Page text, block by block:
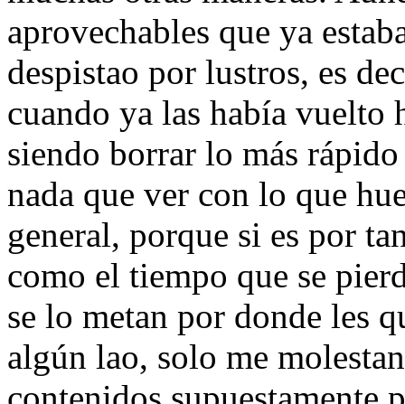
aprovechables que ya
despistao por lustros, es
cuando ya las había vuelto
siendo borrar lo más
nada que ver con lo que
general, porque si es por
como el tiempo que se
se lo metan por donde les
algún lao, solo me